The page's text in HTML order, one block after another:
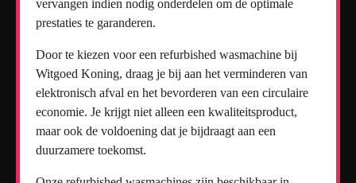
vervangen indien nodig onderdelen om de optimale
prestaties te garanderen.
Door te kiezen voor een refurbished wasmachine bij
Witgoed Koning, draag je bij aan het verminderen van
elektronisch afval en het bevorderen van een circulaire
economie. Je krijgt niet alleen een kwaliteitsproduct,
maar ook de voldoening dat je bijdraagt aan een
duurzamere toekomst.